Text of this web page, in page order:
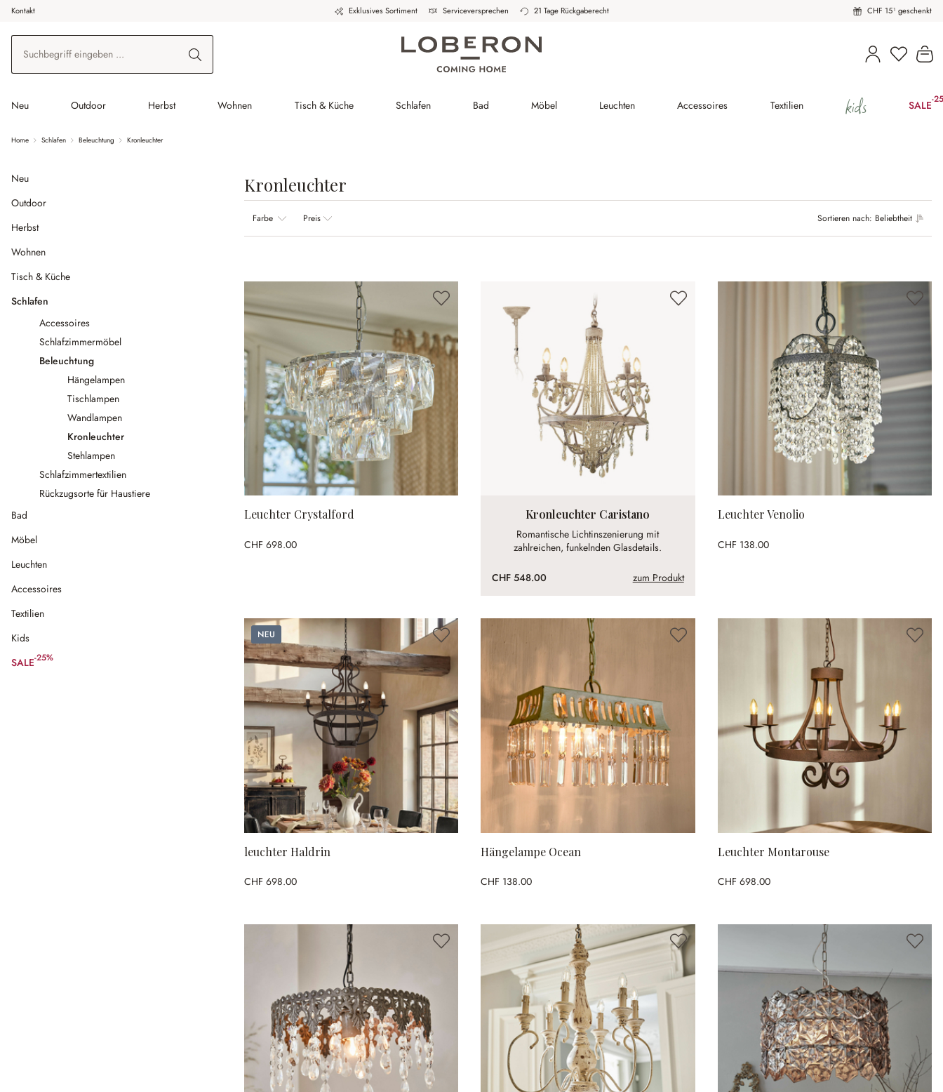
Hauptinhalt springen
Zur Suche springen
Zur Hauptnavigation springen
Kontakt Exklusives Sortiment Serviceversprechen 21 Tage Rückgaberecht CHF 15¹ geschenkt
Neu Outdoor Herbst Wohnen Tisch & Küche Schlafen Bad Möbel Leuchten Accessoires Textilien kids SALE-
Home Schlafen Beleuchtung Kronleuchter
Neu
Outdoor
Herbst
Wohnen
Tisch & Küche
Schlafen
Accessoires
Schlafzimmermöbel
Beleuchtung
Hängelampen
Tischlampen
Wandlampen
Kronleuchter
Stehlampen
Schlafzimmertextilien
Rückzugsorte für Haustiere
Bad
Möbel
Leuchten
Accessoires
Textilien
Kids
SALE-25%
(25% gespart)
Kronleuchter
Sortieren nach: Beliebtheit
Farbe Preis
Leuchter Crystalford
CHF 698.00
Kronleuchter Caristano
Romantische Lichtinszenierung mit
zahlreichen, funkelnden Glasdetails.
CHF 548.00 zum Produkt
Leuchter Venolio
CHF 138.00
Neu
leuchter Haldrin
CHF 698.00
Hängelampe Ocean
CHF 138.00
Leuchter Montarouse
CHF 698.00